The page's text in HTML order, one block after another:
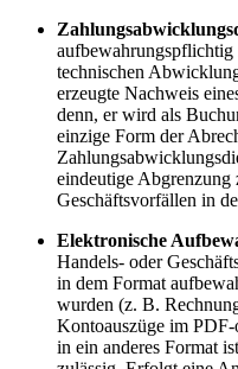
technischen
erzeugte Nachweis
denn, er wird als
einzige Form der
eindeutige Abgrenzung
Geschäftsvorfällen in
Elektronische
Handels- oder
in dem Format
wurden (z. B.
Kontoauszüge im
in ein anderes Format